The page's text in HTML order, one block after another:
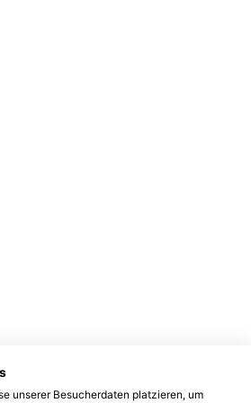
unserer Besucherdaten platzieren, um